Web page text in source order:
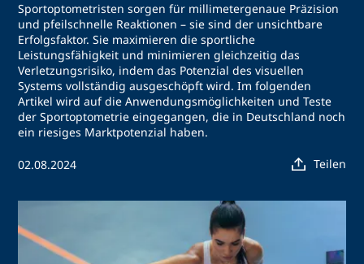
Sportoptometristen sorgen für millimetergenaue Präzision
und pfeilschnelle Reaktionen – sie sind der unsichtbare
Erfolgsfaktor. Sie maximieren die sportliche
Leistungsfähigkeit und minimieren gleichzeitig das
Verletzungsrisiko, indem das Potenzial des visuellen
Systems vollständig ausgeschöpft wird. Im folgenden
Artikel wird auf die Anwendungsmöglichkeiten und Teste
der Sportoptometrie eingegangen, die in Deutschland noch
ein riesiges Marktpotenzial haben.
02.08.2024 Teilen